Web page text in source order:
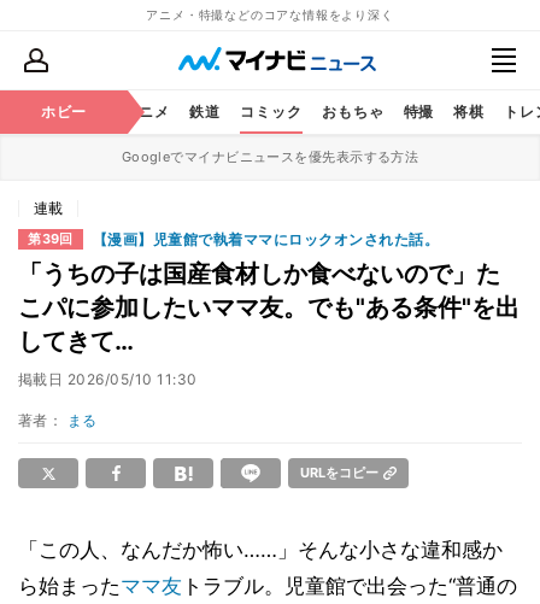
アニメ・特撮などのコアな情報をより深く
ホビー アニメ 鉄道 コミック おもちゃ 特撮 将棋 ト
Googleでマイナビニュースを優先表示する方法
連載
第39回 【漫画】児童館で執着ママにロックオンされた話。
「うちの子は国産食材しか食べないので」た
こパに参加したいママ友。でも"ある条件"を出
してきて…
掲載日 2026/05/10 11:30
著者： まる
URLをコピー
「この人、なんだか怖い……」そんな小さな違和感か
ら始まったママ友 トラブル。児童館で出会った“普通の